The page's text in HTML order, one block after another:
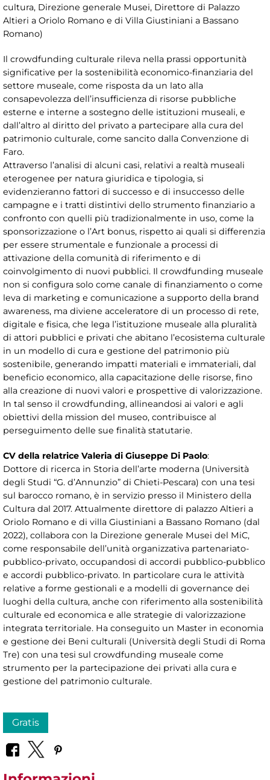
cultura, Direzione generale Musei, Direttore di Palazzo
Altieri a Oriolo Romano e di Villa Giustiniani a Bassano
Romano)
Il crowdfunding culturale rileva nella prassi opportunità
significative per la sostenibilità economico-finanziaria del
settore museale, come risposta da un lato alla
consapevolezza dell’insufficienza di risorse pubbliche
esterne e interne a sostegno delle istituzioni museali, e
dall’altro al diritto del privato a partecipare alla cura del
patrimonio culturale, come sancito dalla Convenzione di
Faro.
Attraverso l’analisi di alcuni casi, relativi a realtà museali
eterogenee per natura giuridica e tipologia, si
evidenzieranno fattori di successo e di insuccesso delle
campagne e i tratti distintivi dello strumento finanziario a
confronto con quelli più tradizionalmente in uso, come la
sponsorizzazione o l’Art bonus, rispetto ai quali si differenzia
per essere strumentale e funzionale a processi di
attivazione della comunità di riferimento e di
coinvolgimento di nuovi pubblici. Il crowdfunding museale
non si configura solo come canale di finanziamento o come
leva di marketing e comunicazione a supporto della brand
awareness, ma diviene acceleratore di un processo di rete,
digitale e fisica, che lega l’istituzione museale alla pluralità
di attori pubblici e privati che abitano l’ecosistema culturale
in un modello di cura e gestione del patrimonio più
sostenibile, generando impatti materiali e immateriali, dal
beneficio economico, alla capacitazione delle risorse, fino
alla creazione di nuovi valori e prospettive di valorizzazione.
In tal senso il crowdfunding, allineandosi ai valori e agli
obiettivi della mission del museo, contribuisce al
perseguimento delle sue finalità statutarie.
CV della relatrice Valeria di Giuseppe Di Paolo:
Dottore di ricerca in Storia dell’arte moderna (Università
degli Studi “G. d’Annunzio” di Chieti-Pescara) con una tesi
sul barocco romano, è in servizio presso il Ministero della
Cultura dal 2017. Attualmente direttore di palazzo Altieri a
Oriolo Romano e di villa Giustiniani a Bassano Romano (dal
2022), collabora con la Direzione generale Musei del MiC,
come responsabile dell’unità organizzativa partenariato-
pubblico-privato, occupandosi di accordi pubblico-pubblico
e accordi pubblico-privato. In particolare cura le attività
relative a forme gestionali e a modelli di governance dei
luoghi della cultura, anche con riferimento alla sostenibilità
culturale ed economica e alle strategie di valorizzazione
integrata territoriale. Ha conseguito un Master in economia
e gestione dei Beni culturali (Università degli Studi di Roma
Tre) con una tesi sul crowdfunding museale come
strumento per la partecipazione dei privati alla cura e
gestione del patrimonio culturale.
Gratis